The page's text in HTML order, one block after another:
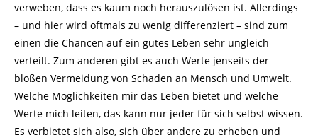
verweben, dass es kaum noch herauszulösen ist. Allerdings
– und hier wird oftmals zu wenig differenziert – sind zum
einen die Chancen auf ein gutes Leben sehr ungleich
verteilt. Zum anderen gibt es auch Werte jenseits der
bloßen Vermeidung von Schaden an Mensch und Umwelt.
Welche Möglichkeiten mir das Leben bietet und welche
Werte mich leiten, das kann nur jeder für sich selbst wissen.
Es verbietet sich also, sich über andere zu erheben und